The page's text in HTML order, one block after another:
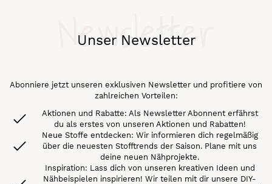
Unser Newsletter
Newsletter
Abonniere jetzt unseren exklusiven Newsletter und profitiere von
zahlreichen Vorteilen:
Aktionen und Rabatte: Als Newsletter Abonnent erfährst
du als erstes von unseren Aktionen und Rabatten!
Neue Stoffe entdecken: Wir informieren dich regelmäßig
über die neuesten Stofftrends der Saison. Plane mit uns
deine neuen Nähprojekte.
Inspiration: Lass dich von unseren kreativen Ideen und
Nähbeispielen inspirieren! Wir teilen mit dir unsere DIY-